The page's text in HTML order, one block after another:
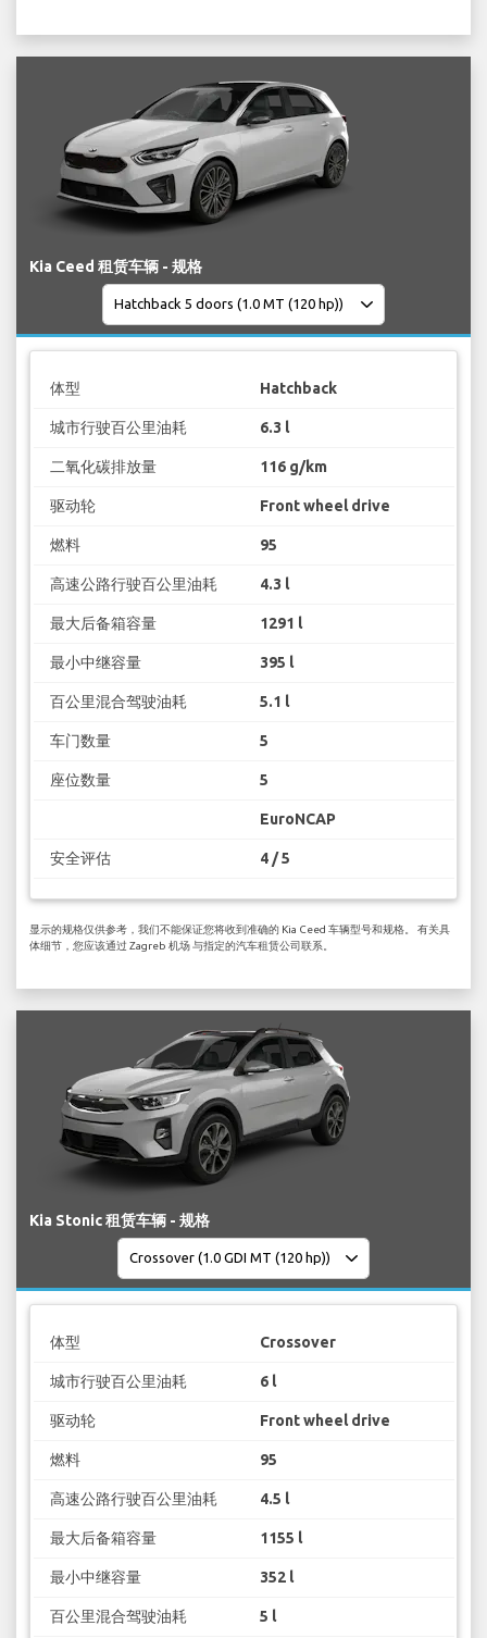
Kia Ceed 租赁车辆 - 规格
体型 Hatchback
城市行驶百公里油耗 6.3 l
二氧化碳排放量 116 g/km
驱动轮 Front wheel drive
燃料 95
高速公路行驶百公里油耗 4.3 l
最大后备箱容量 1291 l
最小中继容量 395 l
百公里混合驾驶油耗 5.1 l
车门数量 5
座位数量 5
EuroNCAP
安全评估 4 / 5
显示的规格仅供参考，我们不能保证您将收到准确的 Kia Ceed 车辆型号和规格。 有关具
体细节，您应该通过 Zagreb 机场 与指定的汽车租赁公司联系。
Kia Stonic 租赁车辆 - 规格
体型 Crossover
城市行驶百公里油耗 6 l
驱动轮 Front wheel drive
燃料 95
高速公路行驶百公里油耗 4.5 l
最大后备箱容量 1155 l
最小中继容量 352 l
百公里混合驾驶油耗 5 l